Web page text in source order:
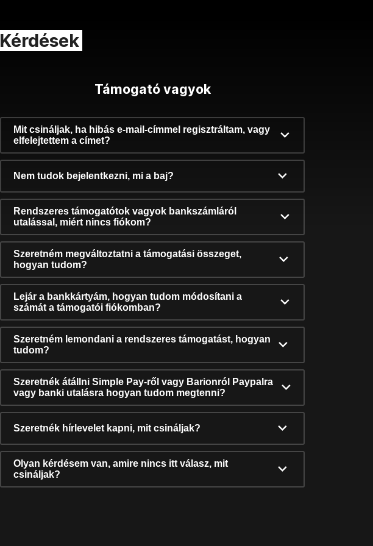
Támogató vagyok
Mit csináljak, ha hibás e-mail-címmel regisztráltam, vagy
elfelejtettem a címet?
Nem tudok bejelentkezni, mi a baj?
Rendszeres támogatótok vagyok bankszámláról
utalással, miért nincs fiókom?
Szeretném megváltoztatni a támogatási összeget,
hogyan tudom?
Lejár a bankkártyám, hogyan tudom módosítani a
számát a támogatói fiókomban?
Szeretném lemondani a rendszeres támogatást, hogyan
tudom?
Szeretnék átállni Simple Pay-ről vagy Barionról Paypalra
vagy banki utalásra hogyan tudom megtenni?
Szeretnék hírlevelet kapni, mit csináljak?
Olyan kérdésem van, amire nincs itt válasz, mit
csináljak?